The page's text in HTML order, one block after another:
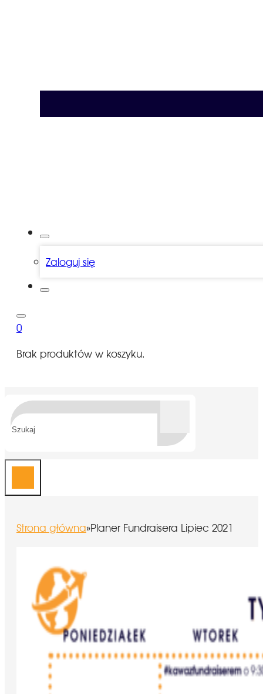
Zaloguj się
0
Brak produktów w koszyku.
Szukaj
Strona główna»Planer Fundraisera Lipiec 2021